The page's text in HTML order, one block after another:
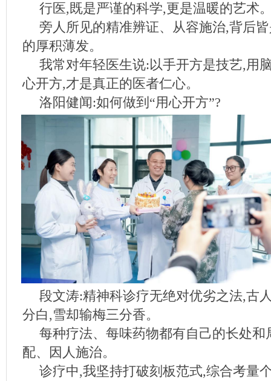
行医,既是严谨的科学,更是温暖的艺术
旁人所见的精准辨证、从容施治,背后
的厚积薄发。
我常对年轻医生说:以手开方是技艺,用
心开方,才是真正的医者仁心。
洛阳健闻:如何做到“用心开方”?
段文涛:精神科诊疗无绝对优劣之法,古
分白,雪却输梅三分香。
每种疗法、每味药物都有自己的长处和
配、因人施治。
诊疗中,我坚持打破刻板范式,综合考量